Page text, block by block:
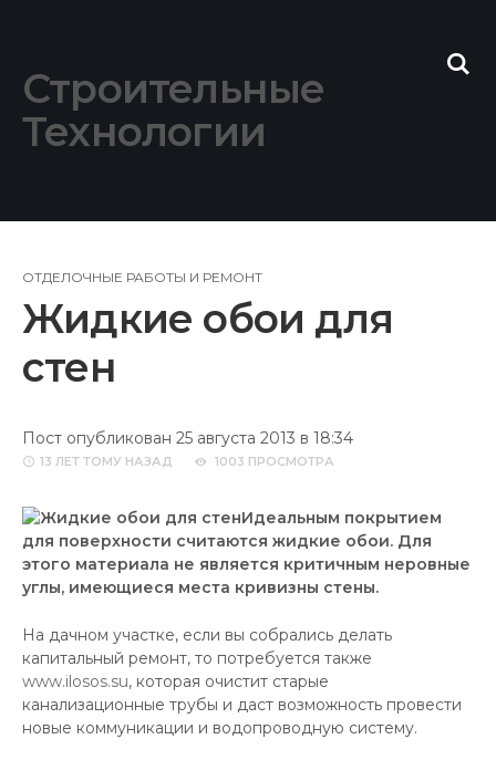
Строительные
Технологии
ОТДЕЛОЧНЫЕ РАБОТЫ И РЕМОНТ
Жидкие обои для
стен
Пост опубликован 25 августа 2013 в 18:34
13 ЛЕТ ТОМУ НАЗАД 1003 ПРОСМОТРА
Идеальным покрытием
для поверхности считаются жидкие обои. Для
этого материала не является критичным неровные
углы, имеющиеся места кривизны стены.
На дачном участке, если вы собрались делать
капитальный ремонт, то потребуется также
www.ilosos.su, которая очистит старые
канализационные трубы и даст возможность провести
новые коммуникации и водопроводную систему.